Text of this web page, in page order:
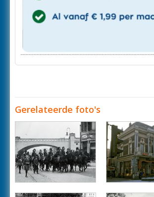
Gerelateerde foto's